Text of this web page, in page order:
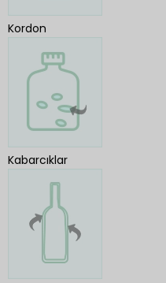
Kordon
Kabarcıklar